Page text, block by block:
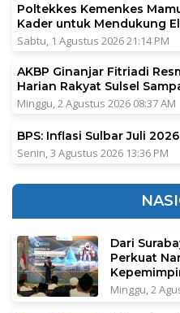
Poltekkes Kemenkes
Kader untuk Mendukung
Sabtu, 1 Agustus 2026 21:14 PM
AKBP Ginanjar Fitriadi
Harian Rakyat Sulsel
Minggu, 2 Agustus 2026 08:37 AM
BPS: Inflasi Sulbar Juli
Senin, 3 Agustus 2026 13:36 PM
Dari
Perkuat
Minggu, 2